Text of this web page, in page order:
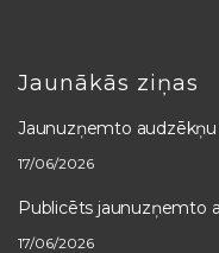
Jaunākās ziņas
Jaunuzņemto audzēkņu
17/06/2026
Publicēts jaunuzņemto
17/06/2026